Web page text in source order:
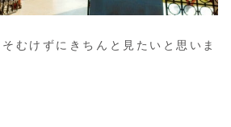
むけずにきちんと見たいと思いま